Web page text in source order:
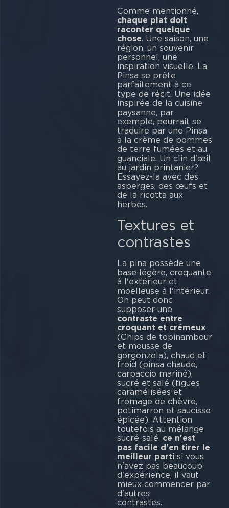
Comme mentionné,
chaque plat doit
raconter quelque
chose. Une saison, une
région, un souvenir
personnel, une
inspiration visuelle. La
Pinsa se prête
parfaitement à ce
type de récit. Une idée
inspirée de la cuisine
paysanne, par
exemple, pourrait se
traduire par une Pinsa
à la crème de pommes
de terre fumées et au
guanciale. Un clin d'œil
au jardin printanier?
Essayez-la avec des
asperges, des œufs et
de la ricotta aux
Textures et
contrastes
La pina possède une
base légère, croquante
à l'extérieur et
moelleuse à l'intérieur.
On peut donc
supposer une
contraste entre
croquant et crémeux
(Chips de topinambour
et mousse de
gorgonzola), chaud et
froid (pinsa chaude,
carpaccio mariné),
sucré et salé (figues
caramélisées et
fromage de chèvre,
potimarron et saucisse
épicée). Attention
toutefois au mélange
sucré-salé. ce n'est
pas facile d'en tirer le
meilleur parti:si vous
n'avez pas beaucoup
d'expérience, il vaut
mieux commencer par
d'autres